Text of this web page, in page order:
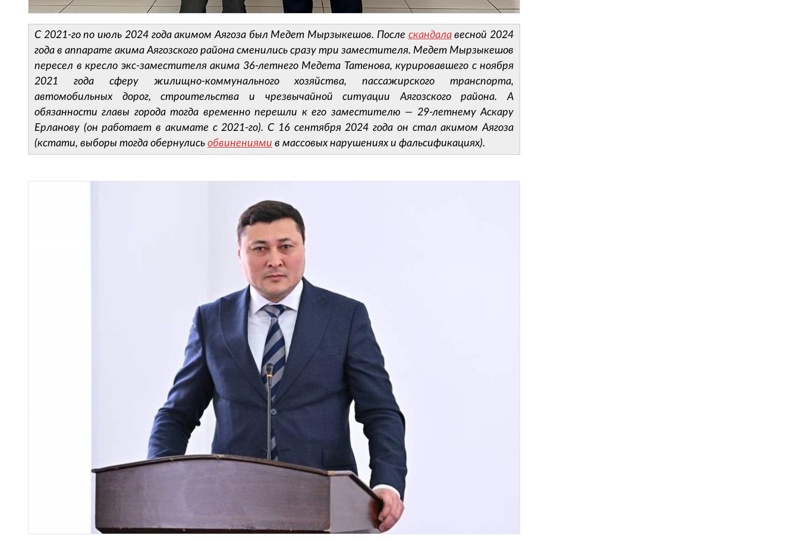
С 2021-го по июль 2024 года акимом Аягоза был Медет Мырзыкешов. После скандалавесной 2024
года в аппарате акима Аягозского района сменились сразу три заместителя. Медет Мырзыкешов
пересел в кресло экс-заместителя акима 36-летнего Медета Татенова, курировавшего с ноября
2021 года сферу жилищно-коммунального хозяйства, пассажирского транспорта,
автомобильных дорог, строительства и чрезвычайной ситуации Аягозского района. А
обязанности главы города тогда временно перешли к его заместителю — 29-летнему Аскару
Ерланову (он работает в акимате с 2021-го). С 16 сентября 2024 года он стал акимом Аягоза
(кстати, выборы тогда обернулись обвинениями в массовых нарушениях и фальсификациях).